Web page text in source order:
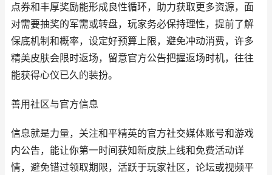
点券和丰厚奖励能形成良性循环，助力获取更多资源，面
对需要抽奖的军需或转盘，玩家务必保持理性，提前了解
保底机制和概率，设定好预算上限，避免冲动消费，许多
精美皮肤会限时返场，留意官方公告把握返场时机，往往
能获得心仪已久的装扮。
善用社区与官方信息
信息就是力量，关注和平精英的官方社交媒体账号和游戏
内公告，能让你第一时间获知新皮肤上线和免费活动详
情，避免错过领取期限，活跃于玩家社区，论坛或视频平